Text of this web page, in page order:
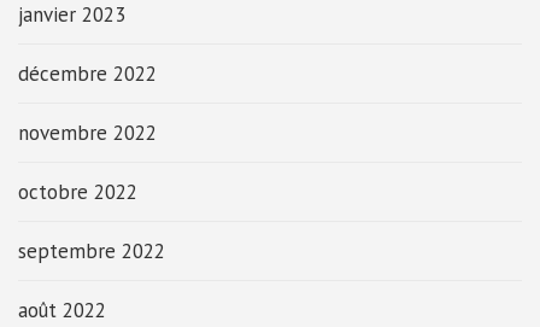
janvier 2023
décembre 2022
novembre 2022
octobre 2022
septembre 2022
août 2022